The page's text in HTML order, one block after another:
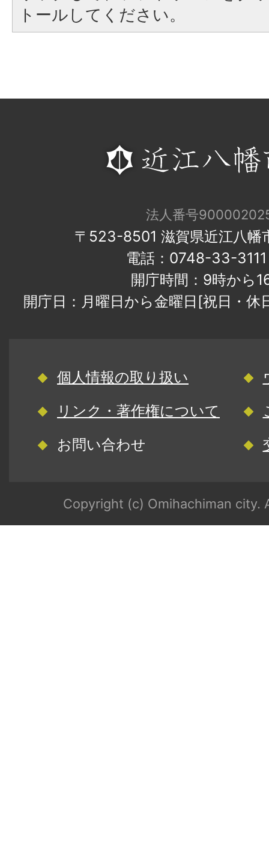
トールしてください。
法人番号
〒523-8501 滋賀県近江八幡
電話：0748-33-
開庁時間：9時から
開庁日：月曜日から金曜日[祝日・
個人情報の取り扱い
リンク・著作権について
お問い合わせ
Copyright (c) Omihachiman city.